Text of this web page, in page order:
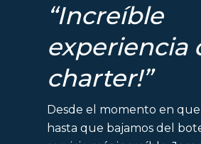
“Increíble
experiencia
charter!”
Desde el momento en
hasta que bajamos del